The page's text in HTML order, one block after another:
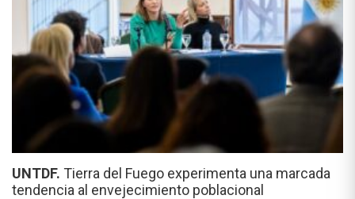
UNTDF. Tierra del Fuego experimenta una marcada
tendencia al envejecimiento poblacional